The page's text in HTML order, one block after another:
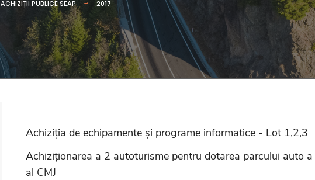
ACHIZIȚII PUBLICE SEAP 2017
Achiziția de echipamente și programe informatice - Lot 1,2,3
Achiziționarea a 2 autoturisme pentru dotarea parcului auto
al CMJ